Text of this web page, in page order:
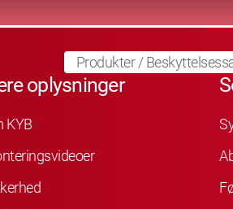
Produkter/
oplysninger
KYB